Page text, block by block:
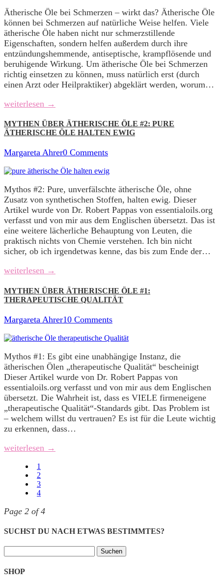
Ätherische Öle bei Schmerzen – wirkt das? Ätherische Öle
können bei Schmerzen auf natürliche Weise helfen. Viele
ätherische Öle haben nicht nur schmerzstillende
Eigenschaften, sondern helfen außerdem durch ihre
entzündungshemmende, antiseptische, krampflösende und
beruhigende Wirkung. Um ätherische Öle bei Schmerzen
richtig einsetzen zu können, muss natürlich erst (durch
einen Arzt oder Heilpraktiker) abgeklärt werden, worum…
weiterlesen →
MYTHEN ÜBER ÄTHERISCHE ÖLE #2: PURE
ÄTHERISCHE ÖLE HALTEN EWIG
Margareta Ahrer0 Comments
Mythos #2: Pure, unverfälschte ätherische Öle, ohne
Zusatz von synthetischen Stoffen, halten ewig. Dieser
Artikel wurde von Dr. Robert Pappas von essentialoils.org
verfasst und von mir aus dem Englischen übersetzt. Das ist
eine weitere lächerliche Behauptung von Leuten, die
praktisch nichts von Chemie verstehen. Ich bin nicht
sicher, ob ich irgendetwas kenne, das bis zum Ende der…
weiterlesen →
MYTHEN ÜBER ÄTHERISCHE ÖLE #1:
THERAPEUTISCHE QUALITÄT
Margareta Ahrer10 Comments
Mythos #1: Es gibt eine unabhängige Instanz, die
ätherischen Ölen „therapeutische Qualität“ bescheinigt
Dieser Artikel wurde von Dr. Robert Pappas von
essentialoils.org verfasst und von mir aus dem Englischen
übersetzt. Die Wahrheit ist, dass es VIELE firmeneigene
„therapeutische Qualität“-Standards gibt. Das Problem ist
– welchem willst du vertrauen? Es ist für die Leute wichtig
zu erkennen, dass…
weiterlesen →
1
2
3
4
Page 2 of 4
SUCHST DU NACH ETWAS BESTIMMTES?
nach:
SHOP